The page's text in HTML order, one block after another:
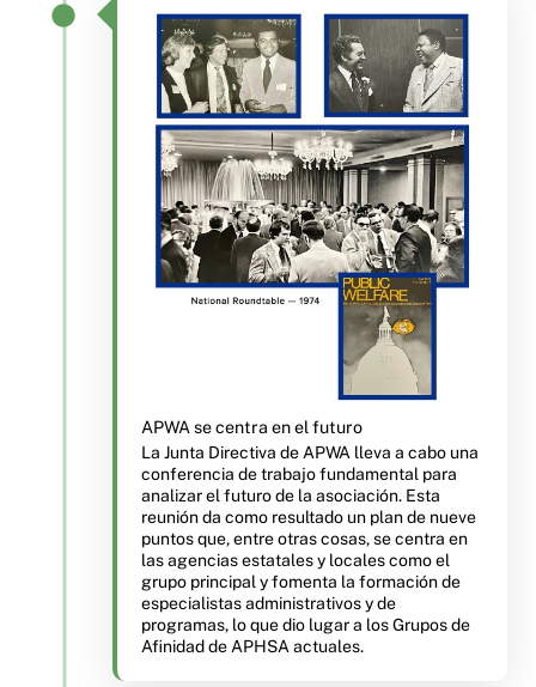
APWA se centra en el futuro
La Junta Directiva de APWA lleva a cabo una
conferencia de trabajo fundamental para
analizar el futuro de la asociación. Esta
reunión da como resultado un plan de nueve
puntos que, entre otras cosas, se centra en
las agencias estatales y locales como el
grupo principal y fomenta la formación de
especialistas administrativos y de
programas, lo que dio lugar a los Grupos de
Afinidad de APHSA actuales.